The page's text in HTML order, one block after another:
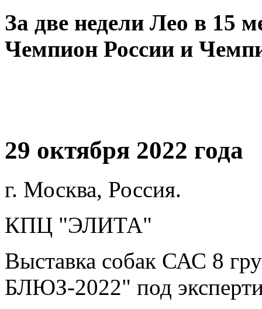
За две недели Лео в 15
Чемпион России и
29 октября 2022 года
г. Москва, Россия.
КПЦ "ЭЛИТА"
Выставка собак САС 8
БЛЮЗ-2022" под